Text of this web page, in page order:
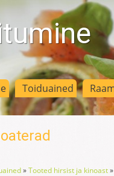
Toiduained
»Tooted hirsist ja kinoast»